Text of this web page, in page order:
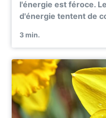
l'énergie est féroce.
d'énergie tentent de
3 min.